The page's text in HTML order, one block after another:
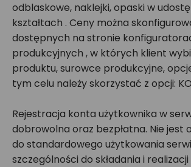
odblaskowe, naklejki, opaski w
kształtach . Ceny można
dostępnych na stronie
produkcyjnych , w których klient
produktu, surowce produkcyjne,
tym celu należy skorzystać z opcji:
Rejestracja konta użytkownika w
dobrowolna oraz bezpłatna. Nie jest
do standardowego użytkowania
szczególności do składania i